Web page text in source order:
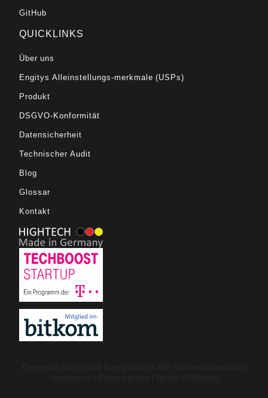
GitHub
QUICKLINKS
Über uns
Engitys Alleinstellungs-merkmale (USPs)
Produkt
DSGVO-Konformität
Datensicherheit
Technischer Audit
Blog
Glossar
Kontakt
Copyright 2021-2026 Engity GmbH. Alle Rechte vorbehalten
Impressum
Privacy policy Terms of Service